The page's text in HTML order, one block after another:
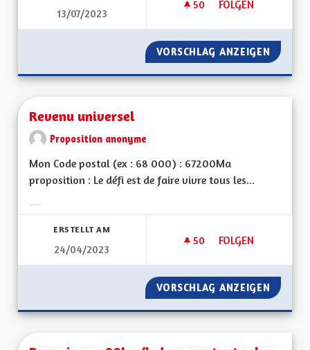
13/07/2023
50 50 FOLLOWER
FOLGEN
REVERDISSEMENT
VORSCHLAG ANZEIGEN
Revenu universel
Proposition anonyme
Mon Code postal (ex : 68 000) : 67200Ma
proposition : Le défi est de faire vivre tous les...
ERSTELLT AM
24/04/2023
50 50 FOLLOWER
FOLGEN
REVENU UNIVERSEL
VORSCHLAG ANZEIGEN